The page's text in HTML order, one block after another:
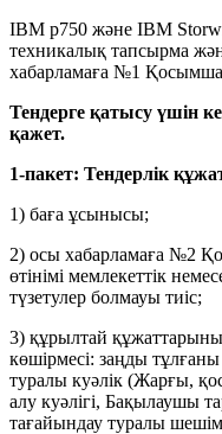
IBM p750 және IBM
техникалық тапсырма
хабарламаға №1
Тендерге қатысу үшін
қажет.
1-пакет: Тендерлік
1) баға ұсынысы;
2) осы хабарламаға №2
өтінімі мемлекеттік
түзетулер болмауы тиіс;
3) құрылтай
көшірмесі: заңды тұлғаны
туралы куәлік (Жарғы,
алу куәлігі, Бақылаушы
тағайындау туралы